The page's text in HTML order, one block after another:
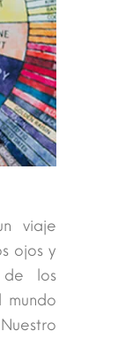
viaje
ojos y
los